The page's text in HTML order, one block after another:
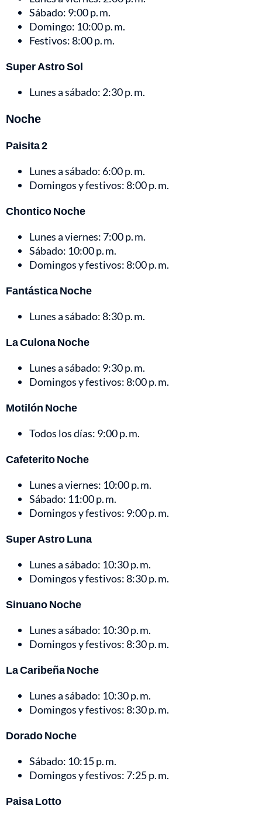
Sábado: 9:00 p. m.
Domingo: 10:00 p. m.
Festivos: 8:00 p. m.
Super Astro Sol
Lunes a sábado: 2:30 p. m.
Noche
Paisita 2
Lunes a sábado: 6:00 p. m.
Domingos y festivos: 8:00 p. m.
Chontico Noche
Lunes a viernes: 7:00 p. m.
Sábado: 10:00 p. m.
Domingos y festivos: 8:00 p. m.
Fantástica Noche
Lunes a sábado: 8:30 p. m.
La Culona Noche
Lunes a sábado: 9:30 p. m.
Domingos y festivos: 8:00 p. m.
Motilón Noche
Todos los días: 9:00 p. m.
Cafeterito Noche
Lunes a viernes: 10:00 p. m.
Sábado: 11:00 p. m.
Domingos y festivos: 9:00 p. m.
Super Astro Luna
Lunes a sábado: 10:30 p. m.
Domingos y festivos: 8:30 p. m.
Sinuano Noche
Lunes a sábado: 10:30 p. m.
Domingos y festivos: 8:30 p. m.
La Caribeña Noche
Lunes a sábado: 10:30 p. m.
Domingos y festivos: 8:30 p. m.
Dorado Noche
Sábado: 10:15 p. m.
Domingos y festivos: 7:25 p. m.
Paisa Lotto